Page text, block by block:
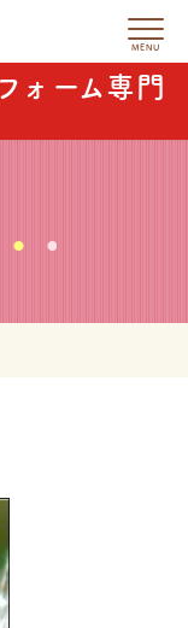
ォーム専門